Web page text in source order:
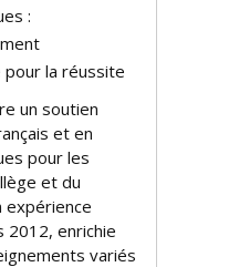
:
pour la réussite
un soutien
et en
pour les
et du
expérience
2012, enrichie
variés